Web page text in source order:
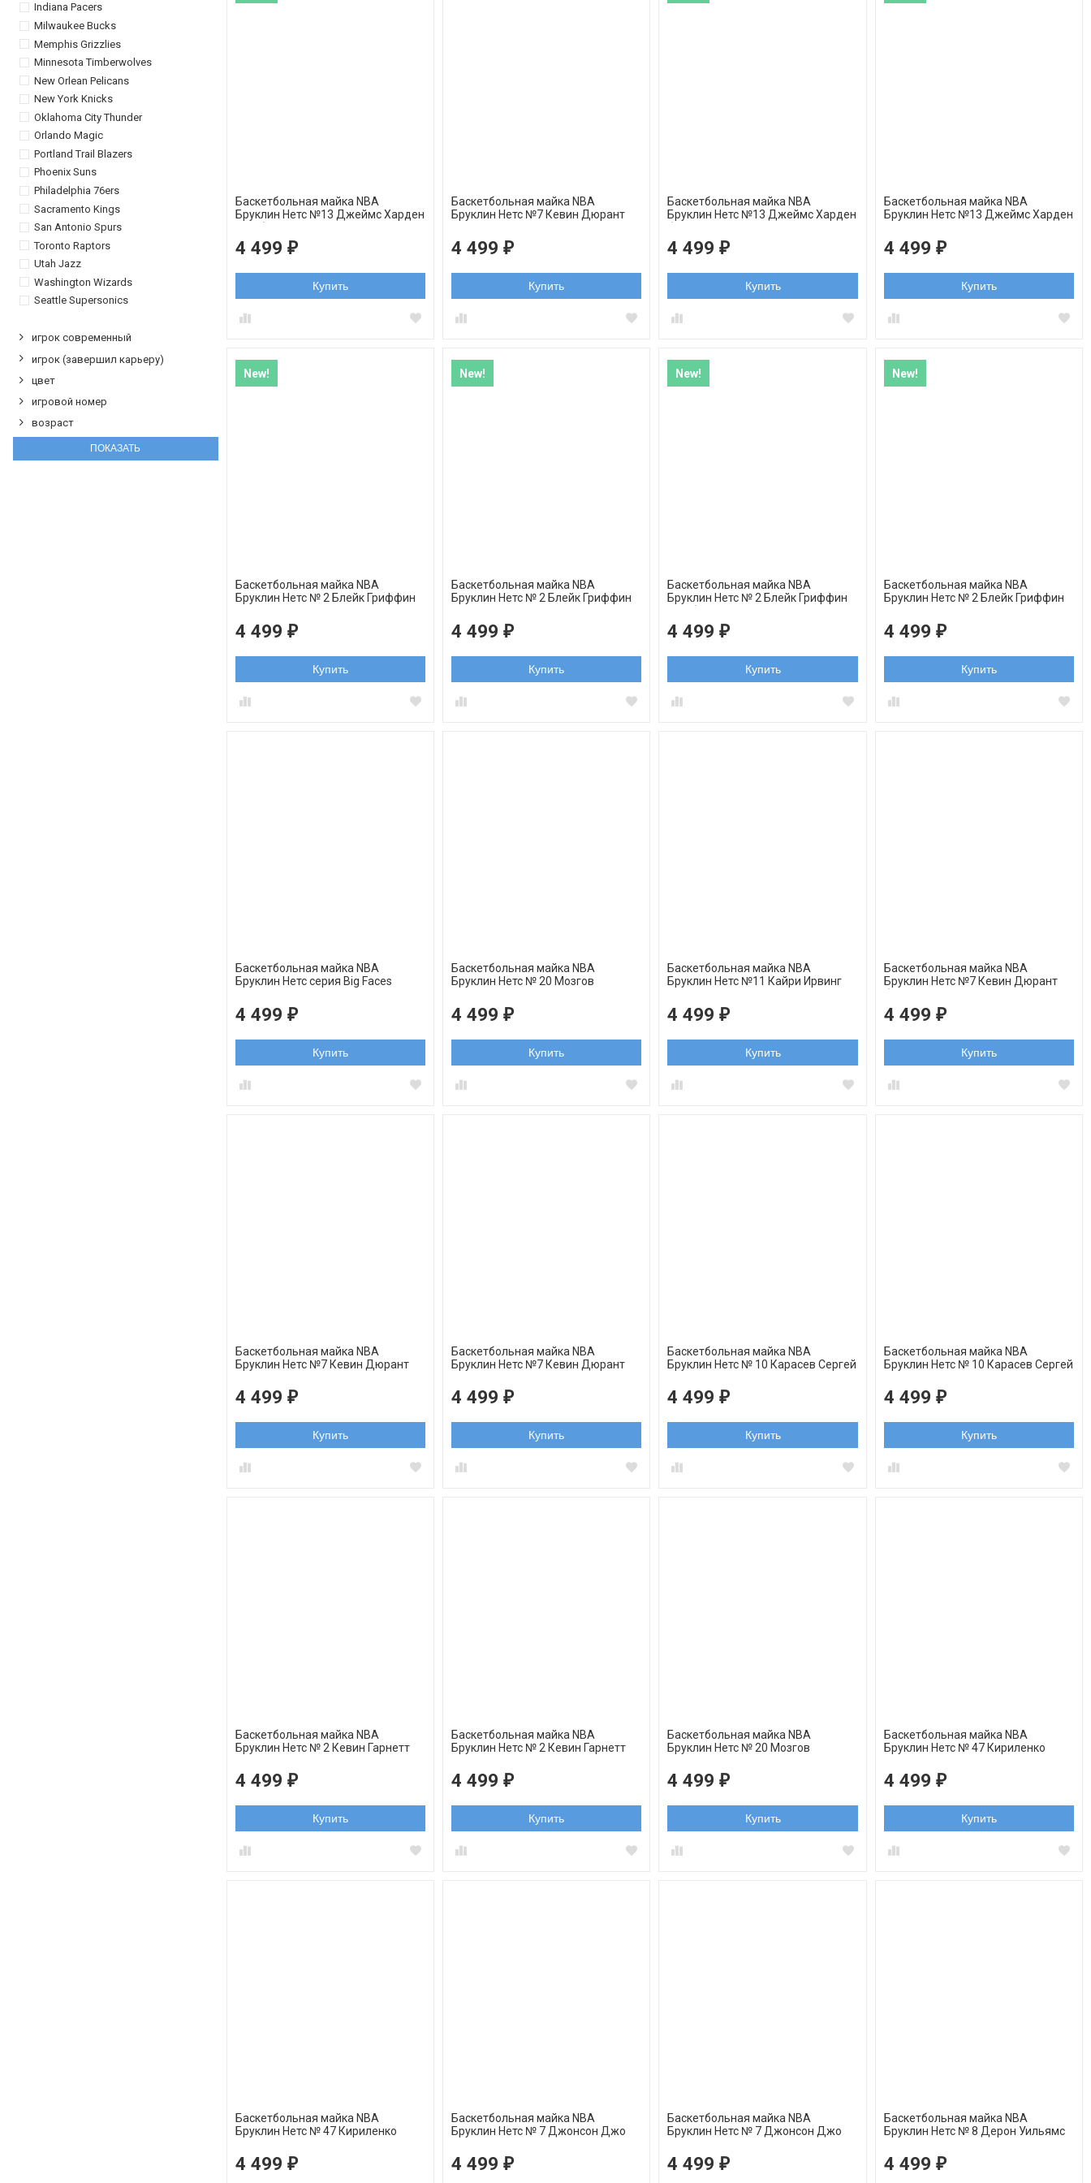
Indiana Pacers
Milwaukee Bucks
Memphis Grizzlies
Minnesota Timberwolves
New Orlean Pelicans
New York Knicks
Oklahoma City Thunder
Orlando Magic
Portland Trail Blazers
Phoenix Suns
Philadelphia 76ers
Sacramento Kings
San Antonio Spurs
Toronto Raptors
Utah Jazz
Washington Wizards
Seattle Supersonics
игрок современный
игрок (завершил карьеру)
цвет
игровой номер
возраст
Баскетбольная майка NBA
Бруклин Нетс №13 Джеймс Харден
4 499 ₽
Купить
Баскетбольная майка NBA
Бруклин Нетс №7 Кевин Дюрант
4 499₽
Купить
Баскетбольная майка NBA
Бруклин Нетс №13 Джеймс Харден
4 499₽
Купить
Баскетбольная майка NBA
Бруклин Нетс №13 Джеймс Харден
4 499 ₽
Купить
New!
Баскетбольная майка NBA
Бруклин Нетс № 2 Блейк Гриффин
4 499 ₽
Купить
New!
Баскетбольная майка NBA
Бруклин Нетс № 2 Блейк Гриффин
4 499₽
Купить
New!
Баскетбольная майка NBA
Бруклин Нетс № 2 Блейк Гриффин
4 499₽
Купить
New!
Баскетбольная майка NBA
Бруклин Нетс № 2 Блейк Гриффин
4 499 ₽
Купить
Баскетбольная майка NBA
Бруклин Нетс серия Big Faces
4 499 ₽
Купить
Баскетбольная майка NBA
Бруклин Нетс № 20 Мозгов
4 499₽
Купить
Баскетбольная майка NBA
Бруклин Нетс №11 Кайри Ирвинг
4 499₽
Купить
Баскетбольная майка NBA
Бруклин Нетс №7 Кевин Дюрант
4 499 ₽
Купить
Баскетбольная майка NBA
Бруклин Нетс №7 Кевин Дюрант
4 499 ₽
Купить
Баскетбольная майка NBA
Бруклин Нетс №7 Кевин Дюрант
4 499₽
Купить
Баскетбольная майка NBA
Бруклин Нетс № 10 Карасев Сергей
4 499₽
Купить
Баскетбольная майка NBA
Бруклин Нетс № 10 Карасев Сергей
4 499 ₽
Купить
Баскетбольная майка NBA
Бруклин Нетс № 2 Кевин Гарнетт
4 499 ₽
Купить
Баскетбольная майка NBA
Бруклин Нетс № 2 Кевин Гарнетт
4 499₽
Купить
Баскетбольная майка NBA
Бруклин Нетс № 20 Мозгов
4 499₽
Купить
Баскетбольная майка NBA
Бруклин Нетс № 47 Кириленко
4 499 ₽
Купить
Баскетбольная майка NBA
Бруклин Нетс № 47 Кириленко
4 499 ₽
Баскетбольная майка NBA
Бруклин Нетс № 7 Джонсон Джо
4 499₽
Баскетбольная майка NBA
Бруклин Нетс № 7 Джонсон Джо
4 499₽
Баскетбольная майка NBA
Бруклин Нетс № 8 Дерон Уильямс
4 499 ₽